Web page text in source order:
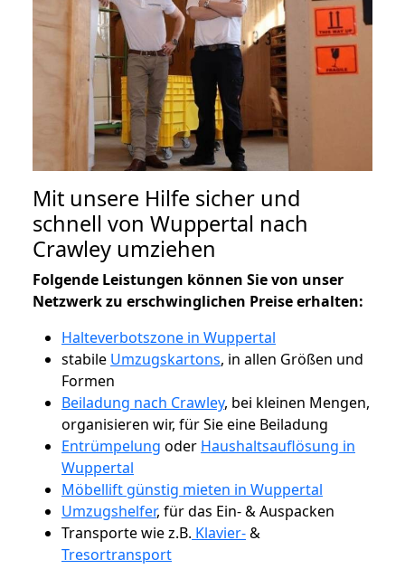
Mit unsere Hilfe sicher und
schnell von Wuppertal nach
Crawley umziehen
Folgende Leistungen können Sie von unser
Netzwerk zu erschwinglichen Preise erhalten:
Halteverbotszone in Wuppertal
stabile Umzugskartons, in allen Größen und
Formen
Beiladung nach Crawley, bei kleinen Mengen,
organisieren wir, für Sie eine Beiladung
Entrümpelung oder Haushaltsauflösung in
Wuppertal
Möbellift günstig mieten in Wuppertal
Umzugshelfer, für das Ein- & Auspacken
Transporte wie z.B. Klavier-&
Tresortransport